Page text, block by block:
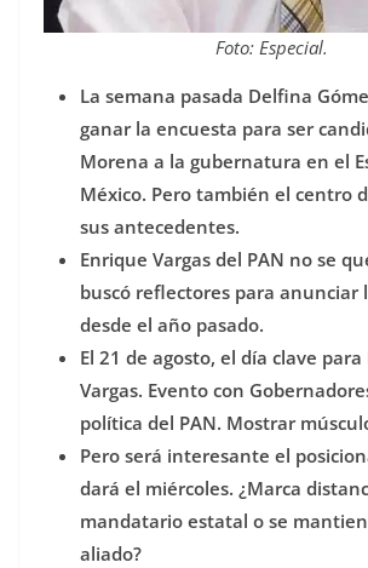
Foto: Especial.
La semana pasada Delfina
ganar la encuesta para ser
Morena a la gubernatura en el
México. Pero también el centro
sus antecedentes.
Enrique Vargas del PAN no se
buscó reflectores para anunciar
desde el año pasado.
El 21 de agosto, el día clave para
Vargas. Evento con
política del PAN. Mostrar
Pero será interesante el
dará el miércoles. ¿Marca
mandatario estatal o se
aliado?